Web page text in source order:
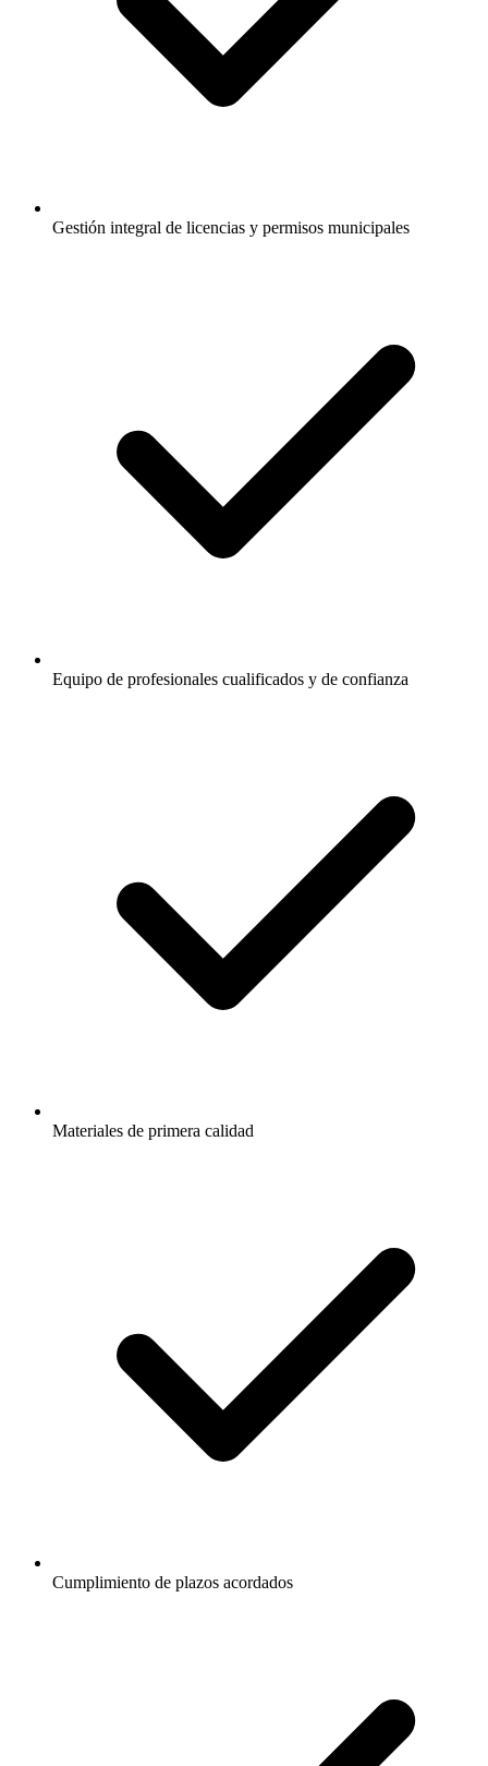
Gestión integral de licencias y permisos municipales
Equipo de profesionales cualificados y de confianza
Materiales de primera calidad
Cumplimiento de plazos acordados